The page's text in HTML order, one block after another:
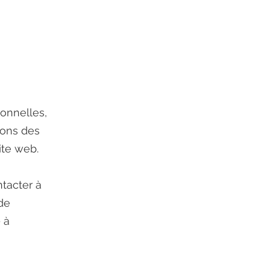
des
web.
à
à